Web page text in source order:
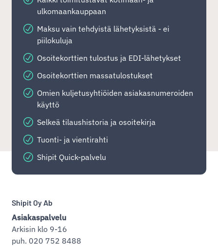
ulkomaankauppaan
Maksu vain tehdyistä lähetyksistä - ei
piilokuluja
Osoitekorttien tulostus ja EDI-lähetykset
Osoitekorttien massatulostukset
Omien kuljetusyhtiöiden asiakasnumeroiden
käyttö
Selkeä tilaushistoria ja osoitekirja
Tuonti- ja vientirahti
Shipit Quick-palvelu
Shipit Oy Ab
Asiakaspalvelu
Arkisin klo 9-16
puh. 020 752 8488